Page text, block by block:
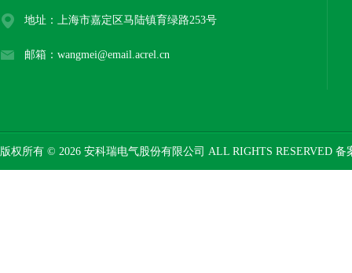
地址：上海市嘉定区马陆镇育绿路253号
邮箱：wangmei@email.acrel.cn
版权所有 © 2026 安科瑞电气股份有限公司 ALL RIGHTS RESERVED 备